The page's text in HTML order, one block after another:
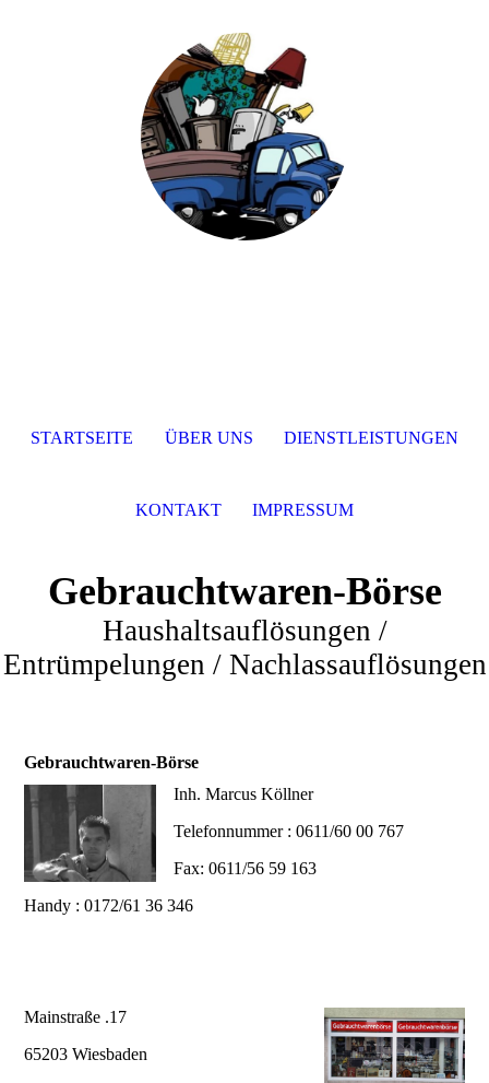
Gebrauchtwaren-Börse
Haushaltsauflösungen /
Entrümpelungen / Nachlassauflösungen
Gebrauchtwaren-Börse
Inh. Marcus Köllner
Telefonnummer : 0611/60 00 767
Fax: 0611/56 59 163
Handy : 0172/61 36 346
Mainstraße .17
65203 Wiesbaden
STARTSEITE ÜBER UNS DIENSTLEISTUNGEN
KONTAKT IMPRESSUM